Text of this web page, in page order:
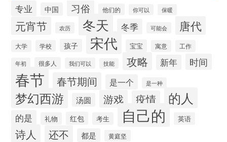
专业 中国 习俗 他们的 你可以 保暖
元宵节 农历 冬天 冬季 可能会 唐代
大学 学校 孩子 宋代 宝宝 寓意 工作
年初 很多人 我们可以 技能 攻略 新年 时间
春节 春节期间 是一个 是一种
梦幻西游 汤圆 游戏 疫情 的人
的是 礼物 红包 考生 自己的 英语
诗人 还不 都是 黄庭坚